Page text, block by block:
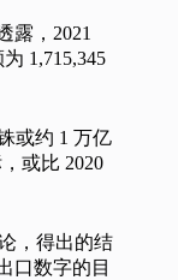
露，2021
1,715,345
或约 1 万亿
或比 2020
，得出的结
口数字的目